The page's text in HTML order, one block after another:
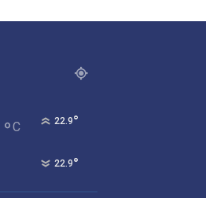
°C 22.9°
22.9°